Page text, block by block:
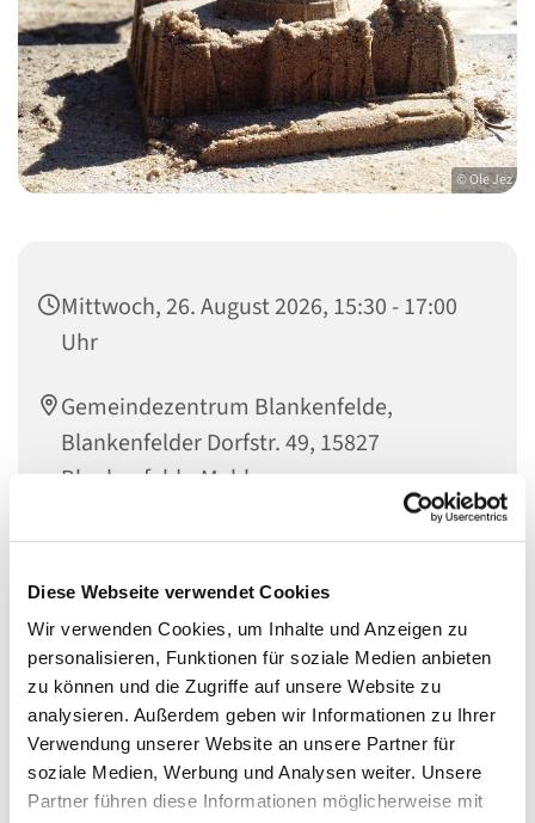
Diese Webseite verwendet Cookies
Wir verwenden Cookies, um Inhalte und Anzeigen zu
personalisieren, Funktionen für soziale Medien anbieten
zu können und die Zugriffe auf unsere Website zu
analysieren. Außerdem geben wir Informationen zu Ihrer
Verwendung unserer Website an unsere Partner für
soziale Medien, Werbung und Analysen weiter. Unsere
Partner führen diese Informationen möglicherweise mit
© Ole Jez
Mittwoch, 26. August 2026, 15:30 - 17:00
Uhr
Gemeindezentrum Blankenfelde,
Blankenfelder Dorfstr. 49, 15827
Blankenfelde-Mahlow
Eltern-Kind-Café
Mittwochs um 15.30 Uhr sind Familien mit Kindern
herzlich in das Gemeindezentrum Blankenfelde
eingeladen bei Kaffee und Kuchen gemeinsam über die
Welt und Gott ins Gespräch zu kommen.